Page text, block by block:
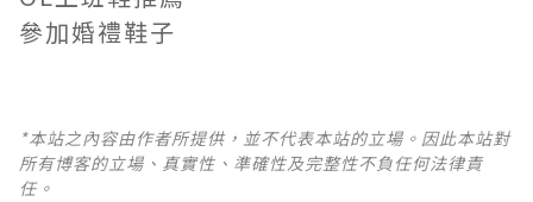
參加婚禮鞋子
*本站之內容由作者所提供，並不代表本站的立場。因此本站對
所有博客的立場、真實性、準確性及完整性不負任何法律責
任。